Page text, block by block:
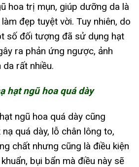
hoa trị mụn, giúp dưỡng da là
đẹp tuyệt vời. Tuy nhiên, do
số đối tượng đã sử dụng hạt
ra phản ứng ngược, ảnh
rất nhiều.
hạt ngũ hoa quá dày
ngũ hoa quá dày cũng
quá dày, lỗ chân lông to,
chất nhưng cũng là điều kiện
bụi bẩn mà điều này sẽ